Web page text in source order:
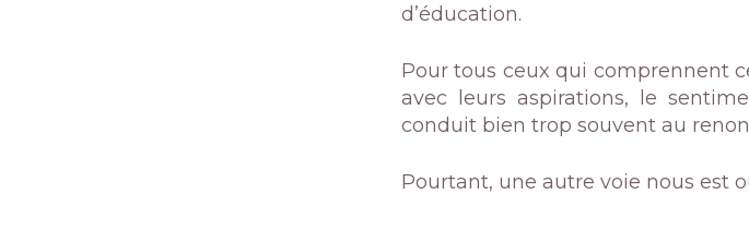
d’éducation.
Pour tous ceux qui comprennent
avec leurs aspirations, le
conduit bien trop souvent au
Pourtant, une autre voie nous est